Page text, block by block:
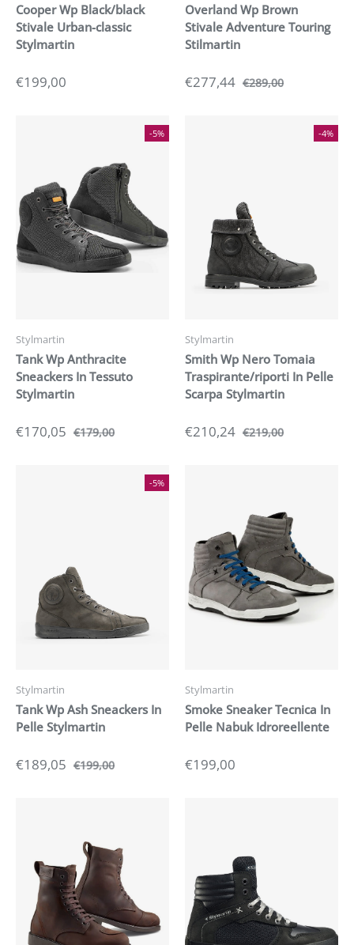
Cooper Wp Black/black
Stivale Urban-classic
Stylmartin
€199,00
Overland Wp Brown
Stivale Adventure Touring
Stilmartin
€277,44 €289,00
-5%
Stylmartin
Tank Wp Anthracite
Sneackers In Tessuto
Stylmartin
€170,05 €179,00
-4%
Stylmartin
Smith Wp Nero Tomaia
Traspirante/riporti In Pelle
Scarpa Stylmartin
€210,24 €219,00
-5%
Stylmartin
Tank Wp Ash Sneackers In
Pelle Stylmartin
€189,05 €199,00
Stylmartin
Smoke Sneaker Tecnica In
Pelle Nabuk Idroreellente
€199,00